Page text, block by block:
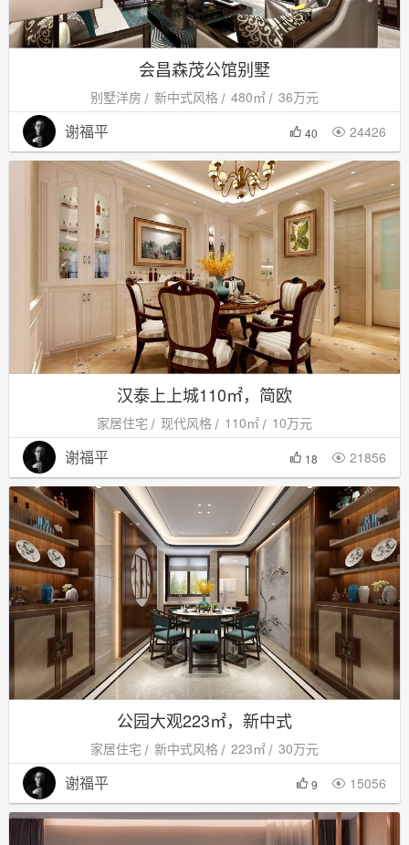
会昌森茂公馆别墅
别墅洋房 新中式风格 480㎡ 36万元
谢福平 40  24426
汉泰上上城110㎡，简欧
家居住宅 现代风格 110㎡ 10万元
谢福平 18  21856
公园大观223㎡，新中式
家居住宅 新中式风格 223㎡ 30万元
谢福平 9  15056